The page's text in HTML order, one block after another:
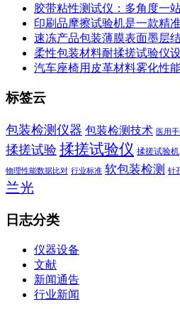
胶带粘性测试仪：多角度一
印刷品摩擦试验机是一款精
速冻产品包装薄膜表面墨层
柔性包装材料耐揉搓试验仪
汽车座椅用皮革材料雾化性
标签云
包装检测仪器 包装检测技术 医用
揉搓试验 揉搓试验仪 揉搓试验机
物理性能数据比对 行业标准 软包装检测 针
兰光
日志分类
仪器设备
文献
新闻通告
行业新闻